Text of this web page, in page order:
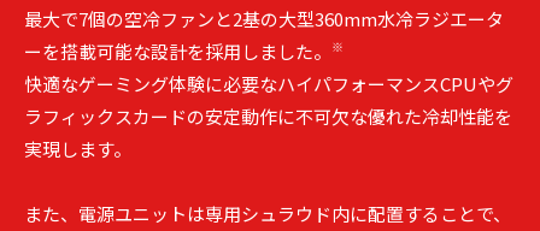
最大で7個の空冷ファンと2基の大型360mm水冷ラジエータ
ーを搭載可能な設計を採用しました。
※
快適なゲーミング体験に必要なハイパフォーマンスCPUやグ
ラフィックスカードの安定動作に不可欠な優れた冷却性能を
実現します。
また、電源ユニットは専用シュラウド内に配置することで、